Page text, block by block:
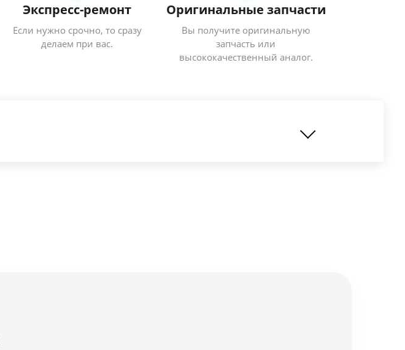
Экспресс-ремонт
Если нужно срочно, то сразу
делаем при вас.
Оригинальные запчасти
Вы получите оригинальную
запчасть или
высококачественный аналог.